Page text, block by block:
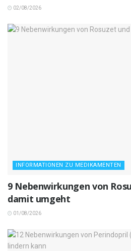
02/08/2026
INFORMATIONEN ZU MEDIKAMENTEN
9 Nebenwirkungen von
damit umgeht
01/08/2026